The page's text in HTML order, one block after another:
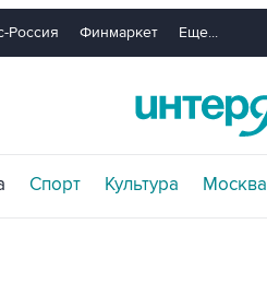
Россия Финмаркет Еще...
Спорт Культура Москва